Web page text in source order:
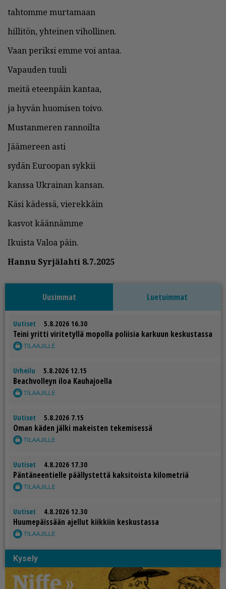
tah­tom­me mur­ta­maan
hil­li­tön, yh­tei­nen vi­hol­li­nen.
Vaan pe­rik­si em­me voi an­taa.
Va­pau­den tuu­li
mei­tä eteen­päin kan­taa,
ja hy­vän huo­mi­sen toi­vo.
Mus­tan­me­ren ran­noil­ta
Jää­me­reen as­ti
sy­dän Eu­roo­pan syk­kii
kans­sa Uk­rai­nan kan­san.
Käsi kä­des­sä, vie­rek­käin
kas­vot kään­näm­me
Ikuis­ta Va­loa päin.
Han­nu Syr­jä­lah­ti 8.7.2025
Uusimmat Luetuimmat
Uutiset 5.8.2026 16.30
Tei­ni yrit­ti vi­ri­te­tyl­lä mo­pol­la po­lii­sia kar­kuun kes­kus­tas­sa
Urheilu 5.8.2026 12.15
Be­ach­vol­leyn iloa Kau­ha­jo­el­la
Uutiset 5.8.2026 7.15
Oman kä­den jäl­ki ma­keis­ten te­ke­mi­ses­sä
Uutiset 4.8.2026 17.30
Pän­tä­neen­tiel­le pääl­lys­tet­tä kak­si­tois­ta ki­lo­met­riä
Uutiset 4.8.2026 12.30
Huu­me­päis­sään ajel­lut kiik­kiin kes­kus­tas­sa
Kysely